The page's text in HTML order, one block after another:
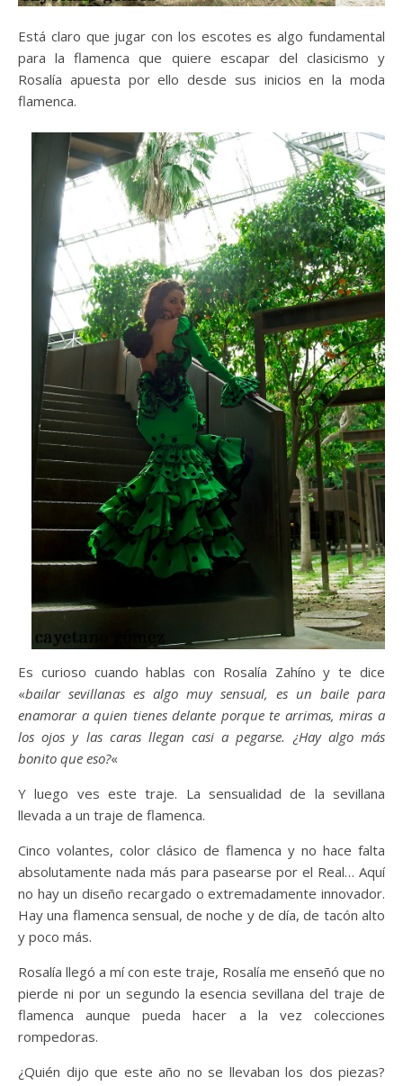
Está claro que jugar con los escotes es algo fundamental
para la flamenca que quiere escapar del clasicismo y
Rosalía apuesta por ello desde sus inicios en la moda
flamenca.
Es curioso cuando hablas con Rosalía Zahíno y te dice
«bailar sevillanas es algo muy sensual, es un baile para
enamorar a quien tienes delante porque te arrimas, miras a
los ojos y las caras llegan casi a pegarse. ¿Hay algo más
bonito que eso?«
Y luego ves este traje. La sensualidad de la sevillana
llevada a un traje de flamenca.
Cinco volantes, color clásico de flamenca y no hace falta
absolutamente nada más para pasearse por el Real… Aquí
no hay un diseño recargado o extremadamente innovador.
Hay una flamenca sensual, de noche y de día, de tacón alto
y poco más.
Rosalía llegó a mí con este traje, Rosalía me enseñó que no
pierde ni por un segundo la esencia sevillana del traje de
flamenca aunque pueda hacer a la vez colecciones
rompedoras.
¿Quién dijo que este año no se llevaban los dos piezas?